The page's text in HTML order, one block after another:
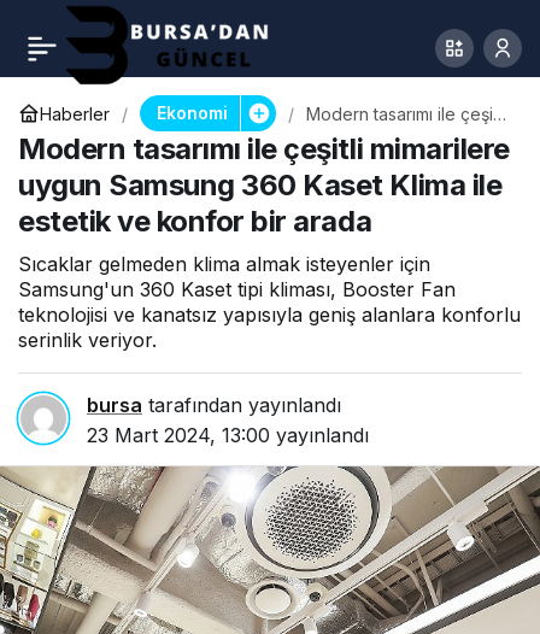
Haberler Ekonomi
Modern tasarımı ile çeşitli
mimarilere uygun
Samsung 360 Kaset Klima
ile estetik ve konfor bir
arada
Modern tasarımı ile çeşitli mimarilere
uygun Samsung 360 Kaset Klima ile
estetik ve konfor bir arada
Sıcaklar gelmeden klima almak isteyenler için
Samsung'un 360 Kaset tipi kliması, Booster Fan
teknolojisi ve kanatsız yapısıyla geniş alanlara konforlu
serinlik veriyor.
bursa tarafından yayınlandı
23 Mart 2024, 13:00 yayınlandı